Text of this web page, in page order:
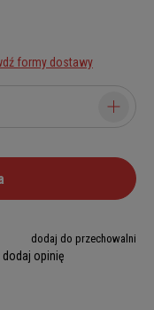
formy dostawy
dodaj do przechowalni
dodaj opinię